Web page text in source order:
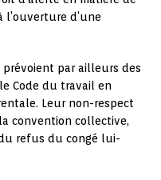
d’une
par ailleurs des
Code du travail en
Leur non-respect
convention collective,
refus du congé lui-